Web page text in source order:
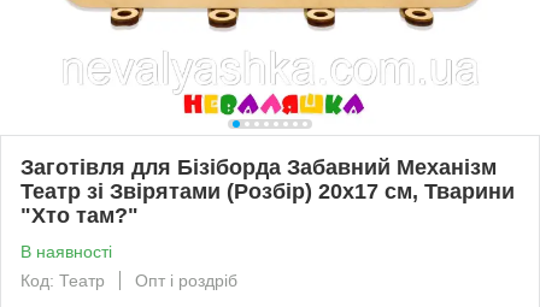
Заготівля для Бізіборда Забавний Механізм
Театр зі Звірятами (Розбір) 20х17 см, Тварини
"Хто там?"
В наявності
Код: Театр
Опт і роздріб